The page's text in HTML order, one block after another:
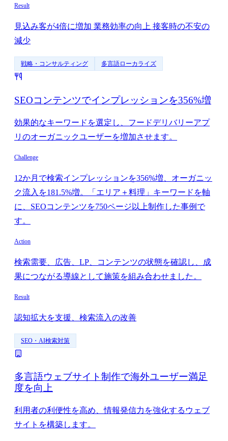
Result
見込み客が4倍に増加 業務効率の向上 接客時の不安の
減少
戦略・コンサルティング 多言語ローカライズ
SEOコンテンツでインプレッションを356%増
効果的なキーワードを選定し、フードデリバリーアプ
リのオーガニックユーザーを増加させます。
Challenge
12か月で検索インプレッションを356%増、オーガニッ
ク流入を181.5%増。「エリア＋料理」キーワードを軸
に、SEOコンテンツを750ページ以上制作した事例で
す。
Action
検索需要、広告、LP、コンテンツの状態を確認し、成
果につながる導線として施策を組み合わせました。
Result
認知拡大を支援、検索流入の改善
SEO・AI検索対策
多言語ウェブサイト制作で海外ユーザー満足
度を向上
利用者の利便性を高め、情報発信力を強化するウェブ
サイトを構築します。